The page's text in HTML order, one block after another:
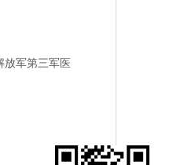
军第三军医